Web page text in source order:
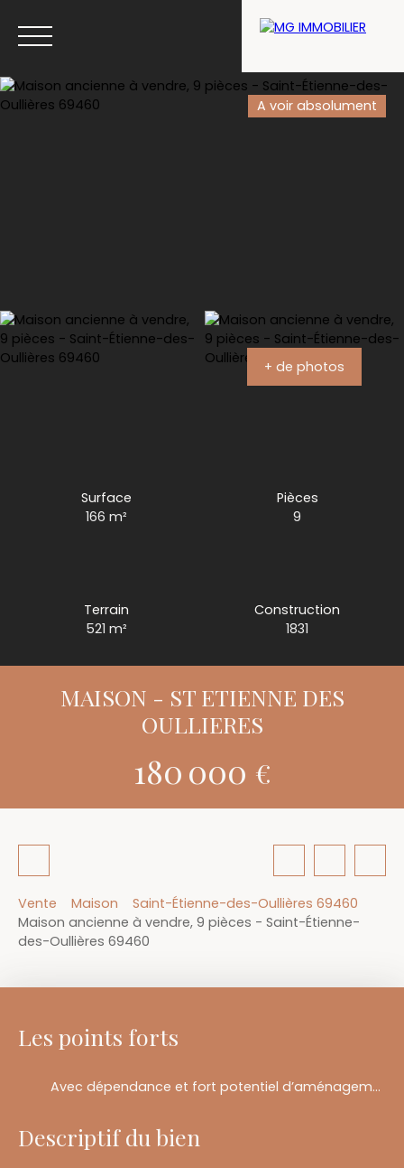
Menu A voir absolument
+ de photos
Surface
166m²
Pièces
9
Terrain
521m²
Construction
1831
MAISON - ST ETIENNE DES
OULLIERES
180 000 €
Vente Maison
Saint-Étienne-des-Oullières 69460
Maison ancienne à vendre, 9 pièces - Saint-Étienne-
des-Oullières 69460
Les points forts
Avec dépendance et fort potentiel d’aménagement
Descriptif du bien